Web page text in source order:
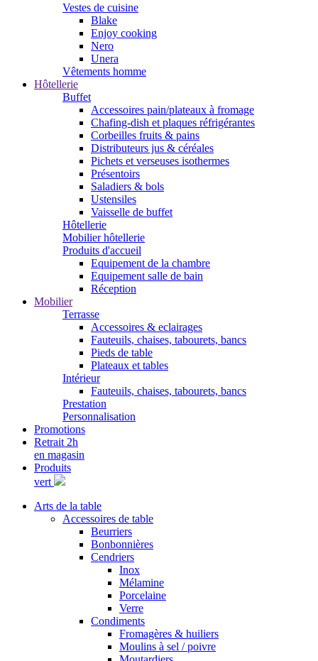
Vestes de cuisine
Blake
Enjoy cooking
Nero
Unera
Vêtements homme
Hôtellerie
Buffet
Accessoires pain/plateaux à fromage
Chafing-dish et plaques réfrigérantes
Corbeilles fruits & pains
Distributeurs jus & céréales
Pichets et verseuses isothermes
Présentoirs
Saladiers & bols
Ustensiles
Vaisselle de buffet
Hôtellerie
Mobilier hôtellerie
Produits d'accueil
Equipement de la chambre
Equipement salle de bain
Réception
Mobilier
Terrasse
Accessoires & eclairages
Fauteuils, chaises, tabourets, bancs
Pieds de table
Plateaux et tables
Intérieur
Fauteuils, chaises, tabourets, bancs
Prestation
Personnalisation
Promotions
Retrait 2h
en magasin
Produits
vert
Arts de la table
Accessoires de table
Beurriers
Bonbonnières
Cendriers
Inox
Mélamine
Porcelaine
Verre
Condiments
Fromagères & huiliers
Moulins à sel / poivre